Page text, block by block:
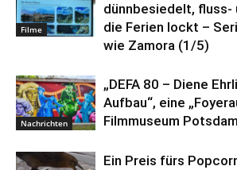
Filme
dünnbesiedelt, fluss-
die Ferien lockt –
wie Zamora (1/5)
Nachrichten
„DEFA 80 – Diene
Aufbau“, eine
Filmmuseum Potsdam
Ein Preis fürs